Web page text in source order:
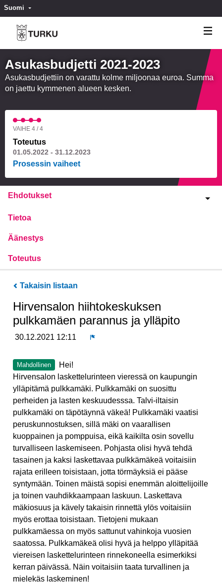
Suomi Valitse kieli
Asukasbudjetti 2021-2023
Asukasbudjettiin on varattu kolme miljoonaa euroa. Summa
on jaettu kymmenen alueen kesken.
VAIHE 4 / 4
Toteutus
01.05.2022 - 31.12.2023
Prosessin vaiheet
Ehdotukset
Tietoa
Äänestys
Toteutus
Takaisin listaan
Hirvensalon hiihtokeskuksen
pulkkamäen parannus ja ylläpito
30.12.2021 12:11
Mahdollinen
Hei!
Hirvensalon laskettelurinteen vieressä on kaupungin
ylläpitämä pulkkamäki. Pulkkamäki on suosittu
perheiden ja lasten keskuudesssa. Talvi-iltaisin
pulkkamäki on täpötäynnä väkeä! Pulkkamäki vaatisi
peruskunnostuksen, sillä mäki on vaarallisen
kuoppainen ja pomppuisa, eikä kaikilta osin sovellu
turvalliseen laskemiseen. Pohjasta olisi hyvä tehdä
tasainen ja kaksi laskettavaa pulkkämäkeä voitaisiin
rajata erilleen toisistaan, jotta törmäyksiä ei pääse
syntymään. Toinen mäistä sopisi enemmän aloittelijoille
ja toinen vauhdikkaampaan laskuun. Laskettava
mäkiosuus ja kävely takaisin rinnettä ylös voitaisiin
myös erottaa toisistaan. Tietojeni mukaan
pulkkamäessa on myös sattunut vahinkoja vuosien
saatossa. Pulkkamäkeä olisi hyvä ja helppo ylläpitää
viereisen laskettelurinteen rinnekoneella esimerkiksi
kerran päivässä. Näin voitaisiin taata turvallinen ja
mielekäs laskeminen!